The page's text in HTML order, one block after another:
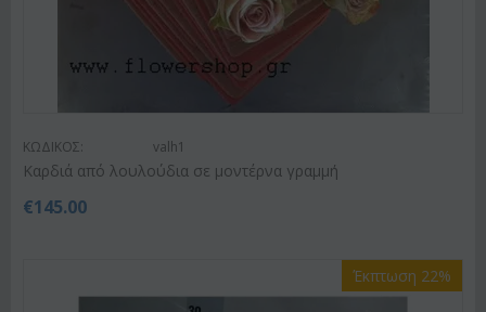
ΚΩΔΙΚΟΣ: valh1
Καρδιά από λουλούδια σε μοντέρνα γραμμή
€145.00
Έκπτωση 22%